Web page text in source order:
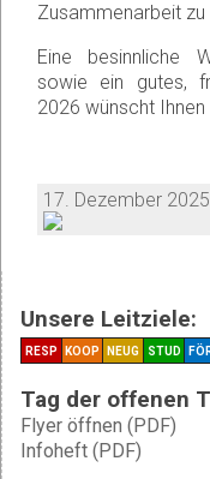
Zusammenarbeit zu
Eine besinnliche
sowie ein gutes,
2026 wünscht
17. Dezember 2025
Unsere Leitziele:
RESP KOOP NEUG STUD
Tag der offenen
Flyer öffnen (PDF)
Infoheft (PDF)